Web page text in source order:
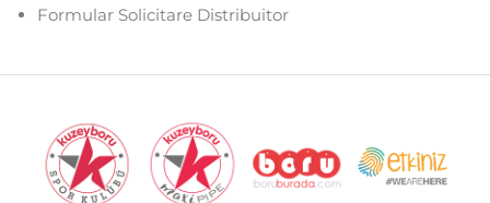
Formular Solicitare Distribuitor